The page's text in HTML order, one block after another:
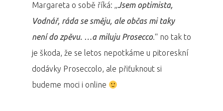
Margareta o sobě říká: „Jsem optimista,
Vodnář, ráda se směju, ale občas mi taky
není do zpěvu. …a miluju Prosecco.“ no tak to
je škoda, že se letos nepotkáme u pitoreskní
dodávky Proseccolo, ale přiťuknout si
budeme moci i online